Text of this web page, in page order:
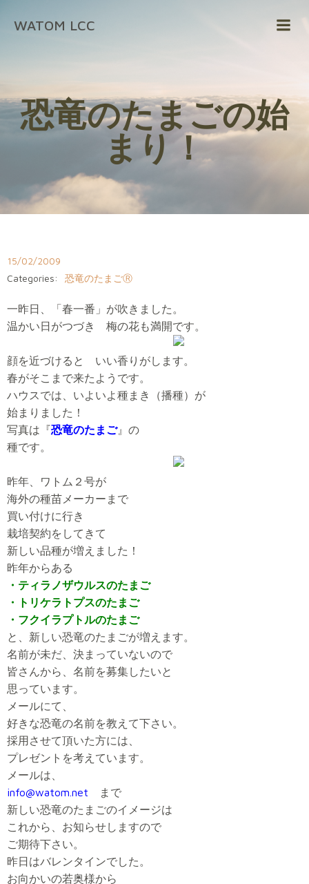
ス
キ
ッ
プ
WATOM LCC
恐竜のたまごの始
まり！
15/02/2009
Categories:
恐竜のたまごⓇ
一昨日、「春一番」が吹きました。
温かい日がつづき 梅の花も満開です。
顔を近づけると いい香りがします。
春がそこまで来たようです。
ハウスでは、いよいよ種まき（播種）が
始まりました！
写真は『恐竜のたまご』の
種です。
昨年、ワトム２号が
海外の種苗メーカーまで
買い付けに行き
栽培契約をしてきて
新しい品種が増えました！
昨年からある
・ティラノザウルスのたまご
・トリケラトプスのたまご
・フクイラプトルのたまご
と、新しい恐竜のたまごが増えます。
名前が未だ、決まっていないので
皆さんから、名前を募集したいと
思っています。
メールにて、
好きな恐竜の名前を教えて下さい。
採用させて頂いた方には、
プレゼントを考えています。
メールは、
info@watom.net まで
新しい恐竜のたまごのイメージは
これから、お知らせしますので
ご期待下さい。
昨日はバレンタインでした。
お向かいの若奥様から